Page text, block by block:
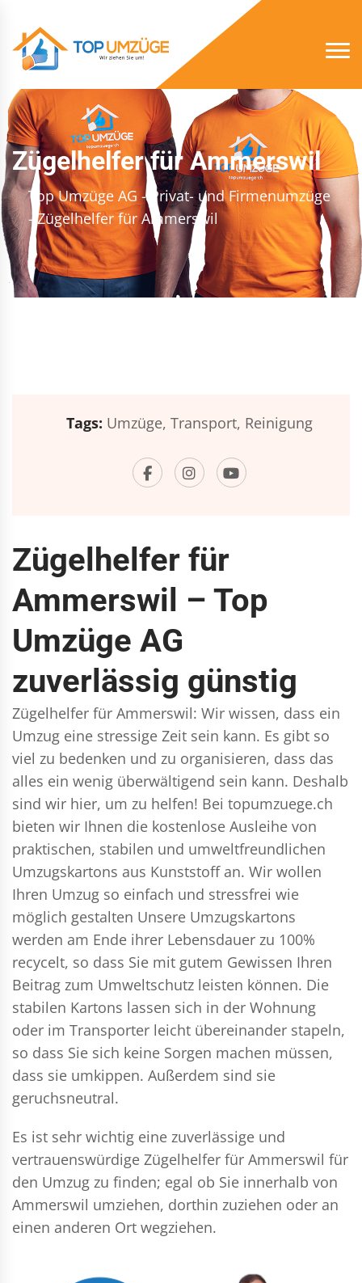
Zügelhelfer für Ammerswil
Top Umzüge AG - Privat- und Firmenumzüge
- Zügelhelfer für Ammerswil
Tags: Umzüge, Transport, Reinigung
Zügelhelfer für
Ammerswil – Top
Umzüge AG
zuverlässig günstig
Zügelhelfer für Ammerswil: Wir wissen, dass ein
Umzug eine stressige Zeit sein kann. Es gibt so
viel zu bedenken und zu organisieren, dass das
alles ein wenig überwältigend sein kann. Deshalb
sind wir hier, um zu helfen! Bei topumzuege.ch
bieten wir Ihnen die kostenlose Ausleihe von
praktischen, stabilen und umweltfreundlichen
Umzugskartons aus Kunststoff an. Wir wollen
Ihren Umzug so einfach und stressfrei wie
möglich gestalten Unsere Umzugskartons
werden am Ende ihrer Lebensdauer zu 100%
recycelt, so dass Sie mit gutem Gewissen Ihren
Beitrag zum Umweltschutz leisten können. Die
stabilen Kartons lassen sich in der Wohnung
oder im Transporter leicht übereinander stapeln,
so dass Sie sich keine Sorgen machen müssen,
dass sie umkippen. Außerdem sind sie
geruchsneutral.
Es ist sehr wichtig eine zuverlässige und
vertrauenswürdige Zügelhelfer für Ammerswil für
den Umzug zu finden; egal ob Sie innerhalb von
Ammerswil umziehen, dorthin zuziehen oder an
einen anderen Ort wegziehen.